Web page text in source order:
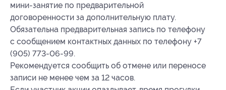
мини-занятие по предварительной
договоренности за дополнительную плату.
Обязательна предварительная запись по телефону
с сообщением контактных данных по телефону +7
(905) 773-06-99.
Рекомендуется сообщить об отмене или переносе
записи не менее чем за 12 часов.